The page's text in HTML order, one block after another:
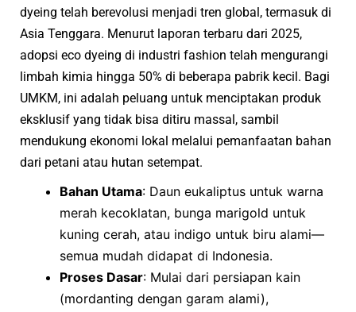
dyeing telah berevolusi menjadi tren global, termasuk di
Asia Tenggara. Menurut laporan terbaru dari 2025,
adopsi eco dyeing di industri fashion telah mengurangi
limbah kimia hingga 50% di beberapa pabrik kecil. Bagi
UMKM, ini adalah peluang untuk menciptakan produk
eksklusif yang tidak bisa ditiru massal, sambil
mendukung ekonomi lokal melalui pemanfaatan bahan
dari petani atau hutan setempat.
Bahan Utama: Daun eukaliptus untuk warna
merah kecoklatan, bunga marigold untuk
kuning cerah, atau indigo untuk biru alami—
semua mudah didapat di Indonesia.
Proses Dasar: Mulai dari persiapan kain
(mordanting dengan garam alami),